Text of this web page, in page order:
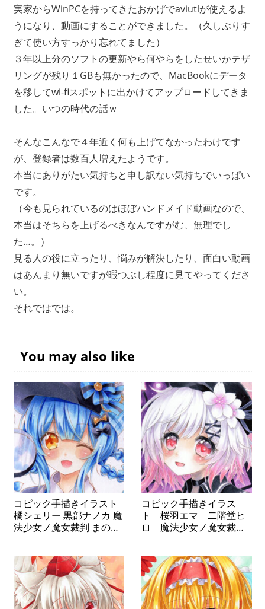
実家からWinPCを持ってきたおかげでaviutlが使えるよ
うになり、動画にすることができました。（久しぶりす
ぎて使い方すっかり忘れてました）
３年以上分のソフトの更新やら何やらをしたせいかテザ
リングが残り１GBも無かったので、MacBookにデータ
を移してwi-fiスポットに出かけてアップロードしてきま
した。いつの時代の話ｗ
そんなこんなで４年近く何も上げてなかったわけです
が、登録者は数百人増えたようです。
本当にありがたい気持ちと申し訳ない気持ちでいっぱい
です。
（今も見られているのはほぼハンドメイド動画なので、
本当はそちらを上げるべきなんですがむ、無理でし
た…。）
見る人の役に立ったり、悩みが解決したり、面白い動画
はあんまり無いですが暇つぶし程度に見てやってくださ
い。
それではでは。
You may also like
コピック手描きイラスト
橘シェリー 黒部ナノカ 魔
法少女ノ魔女裁判 まのさ
コピック手描きイラス
ト 桜羽エマ 二階堂ヒ
ロ 魔法少女ノ魔女裁